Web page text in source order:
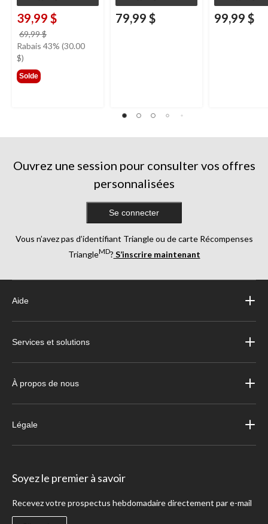
39,99 $
69,99 $
était
Rabais 43% (30.00
$)
Solde
79,99 $ 99,99 $
Ouvrez une session pour consulter vos offres
personnalisées
Se connecter
Vous n’avez pas d’identifiant Triangle ou de carte Récompenses
TriangleMD? S’inscrire maintenant
Aide
Services et solutions
À propos de nous
Légale
Soyez le premier à savoir
Recevez votre prospectus hebdomadaire directement par e-mail